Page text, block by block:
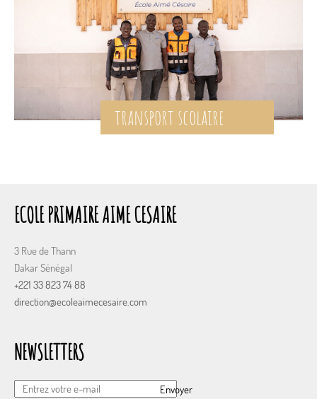
transport scolaire
ECOLE PRIMAIRE AIME CESAIRE
3 Rue de Thann
Dakar Sénégal
+221 33 823 74 88
direction@ecoleaimecesaire.com
NEWSLETTERS
Envoyer